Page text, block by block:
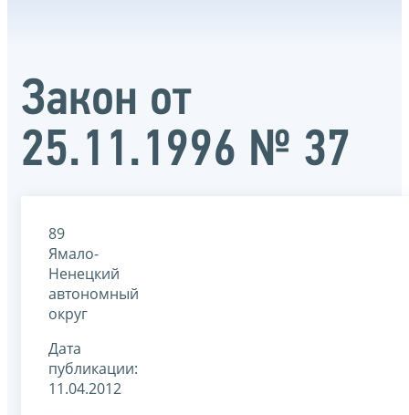
Закон от
25.11.1996 № 37
89
Ямало-
Ненецкий
автономный
округ
Дата
публикации:
11.04.2012